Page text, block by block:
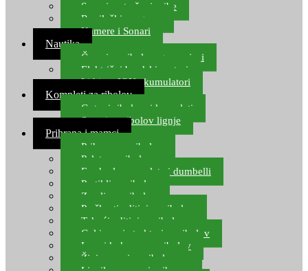
Sonari za traženje ribe
Ronilački program
Kamere i Sonari
Nautika
Čamci za ribolov, gumenjaci
Električni brodski motori
Lithium ION akumulatori
Kompleti za ribolov
Gotovi ribolovni kompleti
Setovi za ribolov lignje
Prihrana i mamci
Prihrana za ribolov
Pelete za ribolov
Feeder lovne pelete i dumbelli
Partikli za ribolov
Zemlja za ribolov
Praškasti aditivi za ribolov
Tekući aditivi za ribolov
Gel i sprej atraktori za ribolov
Lovni kukuruz za ribolov
Živi mamci za ribolov